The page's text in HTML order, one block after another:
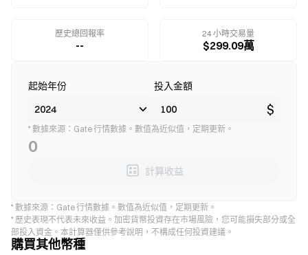
歷史總回報率
--
24 小時交易量
$299.09萬
起始年份 投入金額
$
* 數據來源：Gate 行情數據。數值為近似值，定期更新。
0
計算收益
* 數據來源：Gate 行情數據。數值為近似值，定期更新。
* 歷史表現不代表未來收益。加密貨幣投資存在市場風險，您可能損失部分或全
部投入資金。本計算器僅供參考說明，不構成任何投資建議。
購買其他幣種